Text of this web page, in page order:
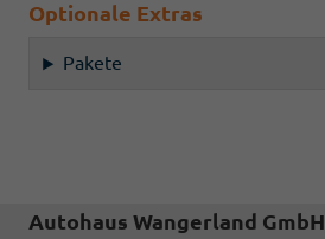
Optionale Extras
Pakete
Autohaus Wangerland GmbH